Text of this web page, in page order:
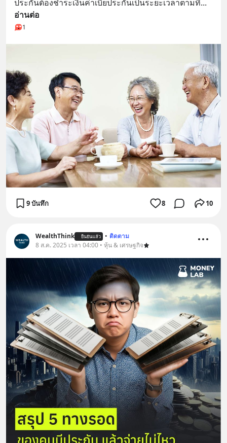
ประกันต้องชำระเงินค่าเบี้ยประกันเป็นระยะเวลาตามที
อ่านต่อ
1
9 บันทึก 8 10
WealthThink ยืนยันแล้ว • ติดตาม
8 ส.ค. 2025 เวลา 04:00 • หุ้น & เศรษฐกิจ